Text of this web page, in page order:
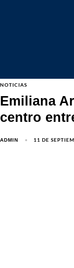
NOTICIAS
Emiliana
centro
ADMIN 11 DE